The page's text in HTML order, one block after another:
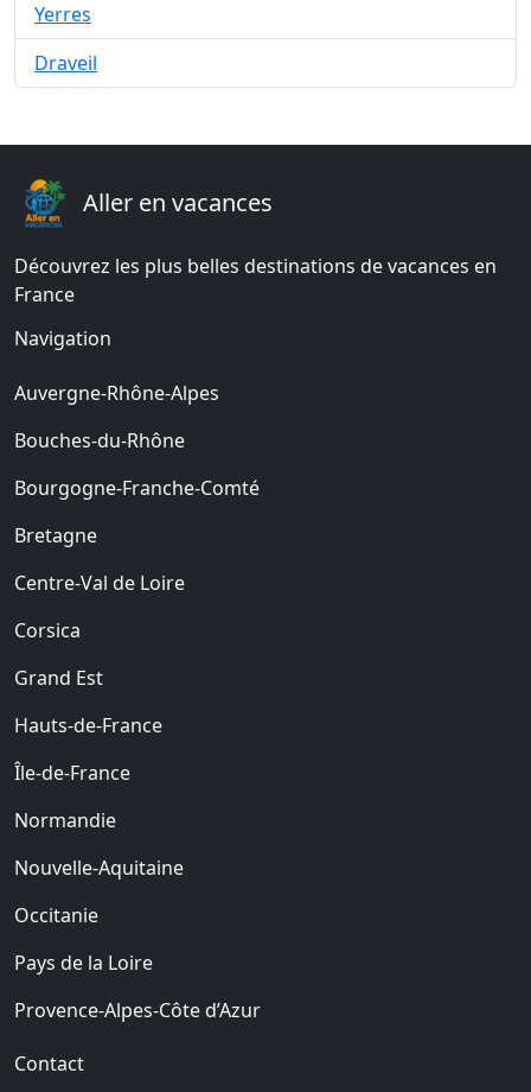
Yerres
Draveil
Aller en vacances
Découvrez les plus belles destinations de vacances en
France
Navigation
Auvergne-Rhône-Alpes
Bouches-du-Rhône
Bourgogne-Franche-Comté
Bretagne
Centre-Val de Loire
Corsica
Grand Est
Hauts-de-France
Île-de-France
Normandie
Nouvelle-Aquitaine
Occitanie
Pays de la Loire
Provence-Alpes-Côte d’Azur
Contact